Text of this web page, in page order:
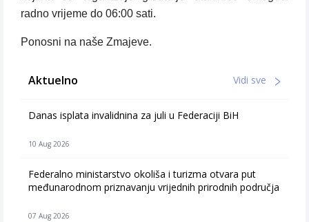
radno vrijeme do 06:00 sati.
Ponosni na naše Zmajeve.
Aktuelno Vidi sve
Danas isplata invalidnina za juli u Federaciji BiH
10 Aug 2026
Federalno ministarstvo okoliša i turizma otvara put
međunarodnom priznavanju vrijednih prirodnih područja
07 Aug 2026